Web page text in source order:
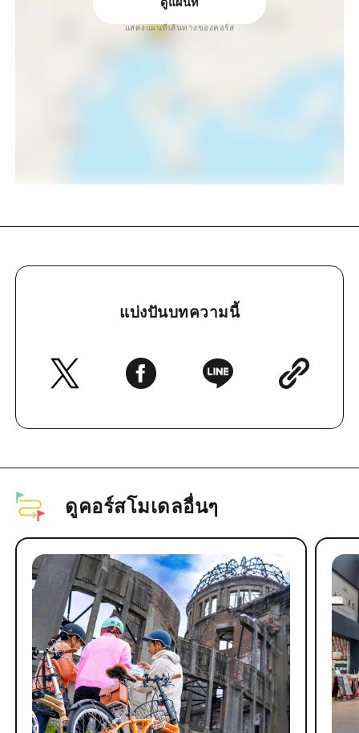
แสดงแผนที่เส้นทางของคอร์ส
แบ่งปันบทความนี้
ดูคอร์สโมเดลอื่นๆ